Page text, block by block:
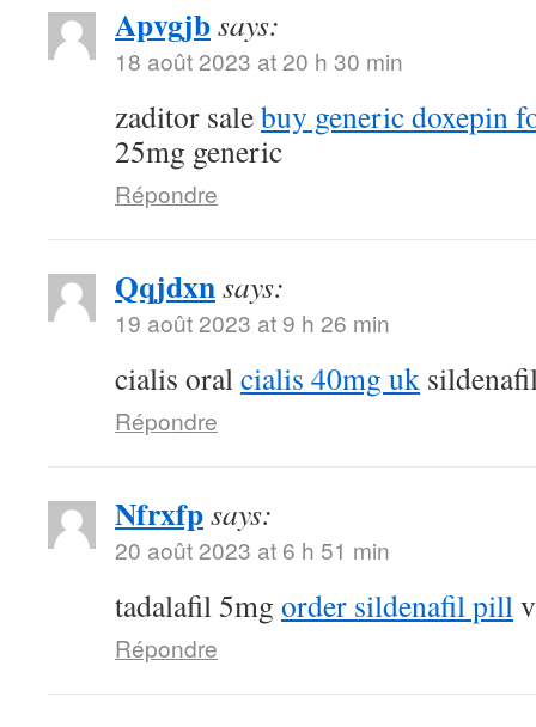
Apvgjbsays:
18 août 2023 at 20 h 30 min
zaditor salebuy generic doxepin
25mg generic
Répondre
Qqjdxnsays:
19 août 2023 at 9 h 26 min
cialis oralcialis 40mg uk
Répondre
Nfrxfpsays:
20 août 2023 at 6 h 51 min
tadalafil 5mg order sildenafil pill
Répondre